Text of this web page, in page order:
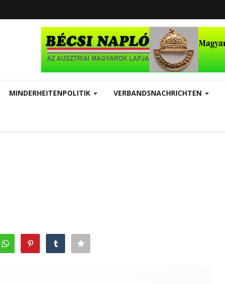
MINDERHEITENPOLITIK VERBANDSNACHRICHTEN